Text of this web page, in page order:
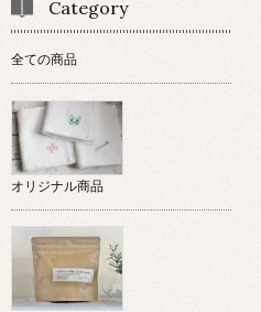
Category
全ての商品
オリジナル商品